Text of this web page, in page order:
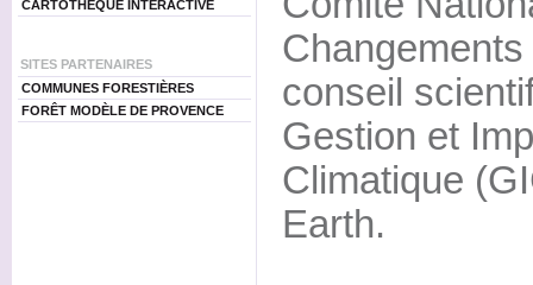
CARTOTHÈQUE INTERACTIVE
SITES PARTENAIRES
COMMUNES FORESTIÈRES
FORÊT MODÈLE DE PROVENCE
conseil
Gestion et
Climatique
Earth.